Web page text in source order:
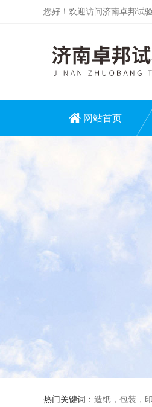
您好！欢迎访问济南卓邦试
网站首页
热门关键词： 造纸，包装，